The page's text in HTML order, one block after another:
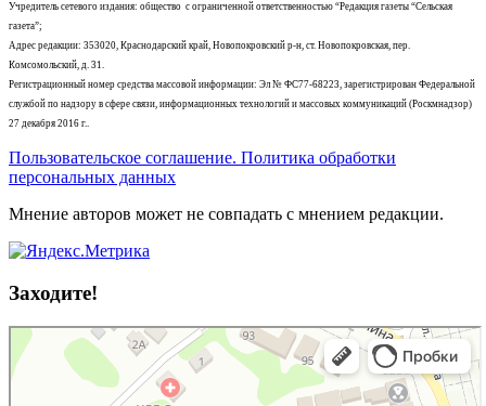
Учредитель сетевого издания: общество с ограниченной ответственностью “Редакция газеты “Сельская
газета”;
Адрес редакции: 353020, Краснодарский край, Новопокровский р-н, ст. Новопокровская, пер.
Комсомольский, д. 31.
Регистрационный номер средства массовой информации: Эл № ФС77-68223, зарегистрирован Федеральной
службой по надзору в сфере связи, информационных технологий и массовых коммуникаций (Роскмнадзор)
27 декабря 2016 г..
Пользовательское соглашение. Политика обработки
персональных данных
Мнение авторов может не совпадать с мнением редакции.
Заходите!